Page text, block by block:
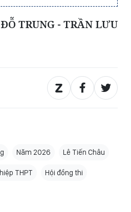
TRUNG - TRẦN LƯU
Năm 2026 Lê Tiến Châu
THPT Hội đồng thi